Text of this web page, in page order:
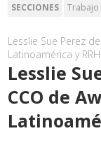
SECCIONES
Lesslie Sue Perez
Latinoamérica y
Lesslie
CCO de